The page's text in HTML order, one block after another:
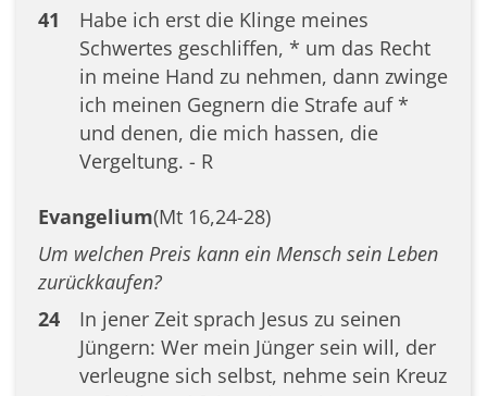
41
Habe ich erst die Klinge meines
Schwertes geschliffen, * um das Recht
in meine Hand zu nehmen, dann zwinge
ich meinen Gegnern die Strafe auf *
und denen, die mich hassen, die
Vergeltung. - R
Evangelium(Mt 16,24-28)
Um welchen Preis kann ein Mensch sein Leben
zurückkaufen?
24
In jener Zeit sprach Jesus zu seinen
Jüngern: Wer mein Jünger sein will, der
verleugne sich selbst, nehme sein Kreuz